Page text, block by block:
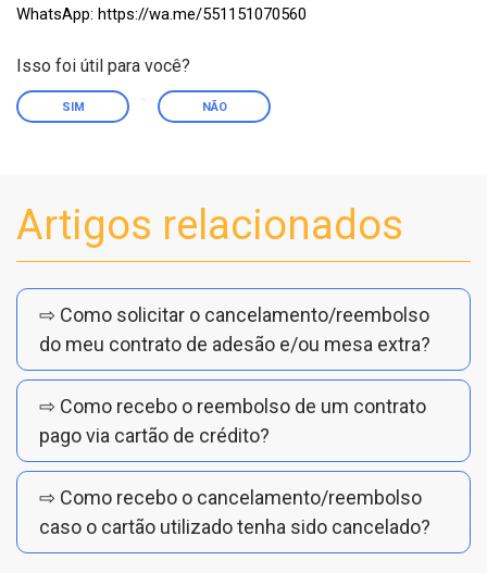
WhatsApp: https://wa.me/551151070560
Isso foi útil para você?
SIM NÃO
Artigos relacionados
⇨ Como solicitar o cancelamento/reembolso
do meu contrato de adesão e/ou mesa extra?
⇨ Como recebo o reembolso de um contrato
pago via cartão de crédito?
⇨ Como recebo o cancelamento/reembolso
caso o cartão utilizado tenha sido cancelado?